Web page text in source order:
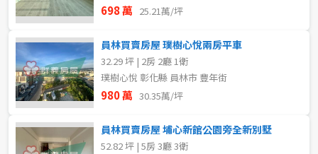
698 萬 25.21萬/坪
員林買賣房屋 璞樹心悅兩房平車
32.29 坪 | 2房 2廳 1衛
璞樹心悅 彰化縣 員林市 豐年街
980 萬 30.35萬/坪
員林買賣房屋 埔心新館公園旁全新別墅
52.82 坪 | 5房 3廳 3衛